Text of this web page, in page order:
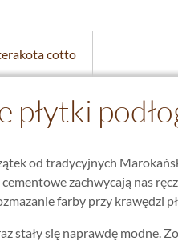
cotto
płytki
od tradycyjnych
zachwycają nas
farby przy krawędzi
stały się naprawdę modne.